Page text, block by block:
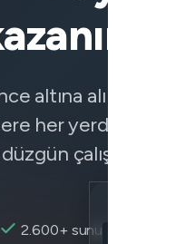
altına alın,
her yerden
çalışmayan
2.600+ sunucu